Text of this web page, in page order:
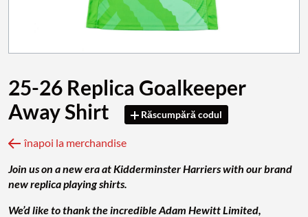
25-26 Replica Goalkeeper
Away Shirt
Răscumpără codul
înapoi la merchandise
Join us on a ne w era at Kidderminster Harriers with our brand
new replica playing shirts.
We’d like to thank the incredible Adam Hewitt Limited,